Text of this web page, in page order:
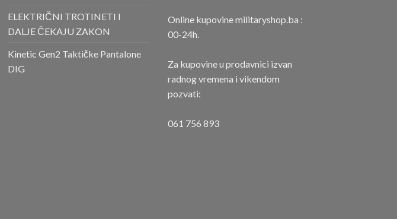
ELEKTRIČNI TROTINETI I
DALJE ČEKAJU ZAKON
Kinetic Gen2 Taktičke Pantalone
DIG
Online kupovine militaryshop.ba :
00-24h.
Za kupovine u prodavnici izvan
radnog vremena i vikendom
pozvati:
061 756 893